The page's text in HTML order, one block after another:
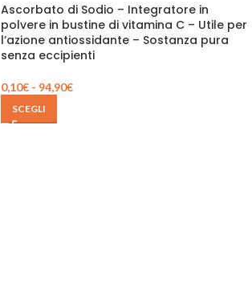
Ascorbato di Sodio – Integratore in
polvere in bustine di vitamina C – Utile per
l’azione antiossidante – Sostanza pura
senza eccipienti
0,10€ - 94,90€
SCEGLI